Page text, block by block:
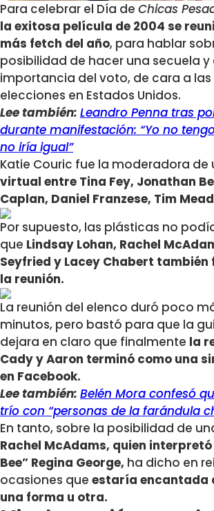
Para celebrar el Día de Chicas
la exitosa película de 2004 se
más fetch del año, para hablar
posibilidad de hacer una secuela y
importancia del voto, de cara a las
elecciones en Estados Unidos.
Lee también: Leandro Penna tras
durante manifestación: “Yo no
no iría igual”
Katie Couric fue la moderadora de
virtual entre Tina Fey, Jonathan
Caplan, Daniel Franzese, Tim
Por supuesto, las plásticas no
que Lindsay Lohan, Rachel
Seyfried y Lacey Chabert también
la reunión.
La reunión del elenco duró poco
minutos, pero bastó para que la
dejara en claro que finalmente la
Cady y Aaron terminó como una
en Facebook.
Lee también: Belén Mora confesó
trío con “personas de la farándula
En tanto, sobre la posibilidad de
Rachel McAdams, quien interpretó
Bee” Regina George, ha dicho en
ocasiones que estaría encantada
una forma u otra.